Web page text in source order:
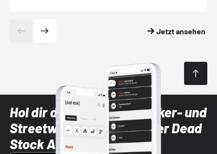
Jetzt ansehen
Hol dir die neuesten Sneaker- und
Streetwear-Brands mit der Dead
Stock App